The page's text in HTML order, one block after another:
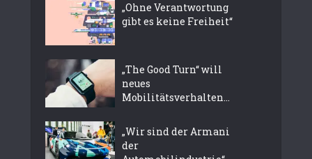
„Ohne Verantwortung
gibt es keine Freiheit“
„The Good Turn“ will
neues
Mobilitätsverhalten...
„Wir sind der Armani
der